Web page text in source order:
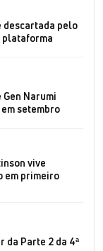
descartada pelo
plataforma
Narumi
setembro
vive
em primeiro
da Parte 2 da 4ª